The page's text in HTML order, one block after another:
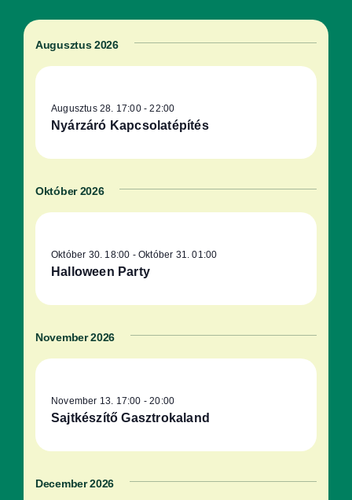
keresése
és
választás
Augusztus 2026
Nyárzáró Kapcsolatépítés
Augusztus 28. 17:00-22:00
Október 2026
Halloween Party
Október 30. 18:00 -Október 31. 01:00
November 2026
Sajtkészítő Gasztrokaland
November 13. 17:00 -20:00
December 2026